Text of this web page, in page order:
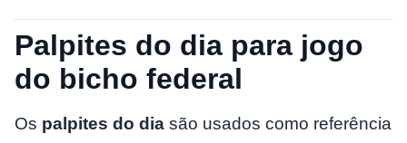
Palpites do dia para jogo
do bicho federal
Os palpites do dia são usados como referência